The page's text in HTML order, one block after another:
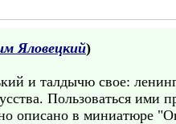
Яловецкий)
и талдычю свое:
Пользоваться ими
описано в миниатюре